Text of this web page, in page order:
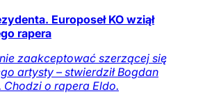
Europoseł KO wziął
rapera
zaakceptować szerzącej się
artysty – stwierdził Bogdan
Chodzi o rapera Eldo.